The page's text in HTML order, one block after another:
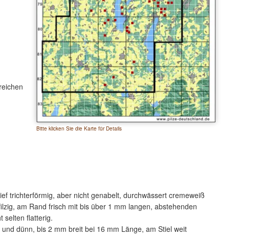
Bitte klicken Sie die Karte für Details
trichterförmig, aber nicht genabelt, durchwässert cremeweiß
am Rand frisch mit bis über 1 mm langen, abstehenden
selten flatterig.
dünn, bis 2 mm breit bei 16 mm Länge, am Stiel weit